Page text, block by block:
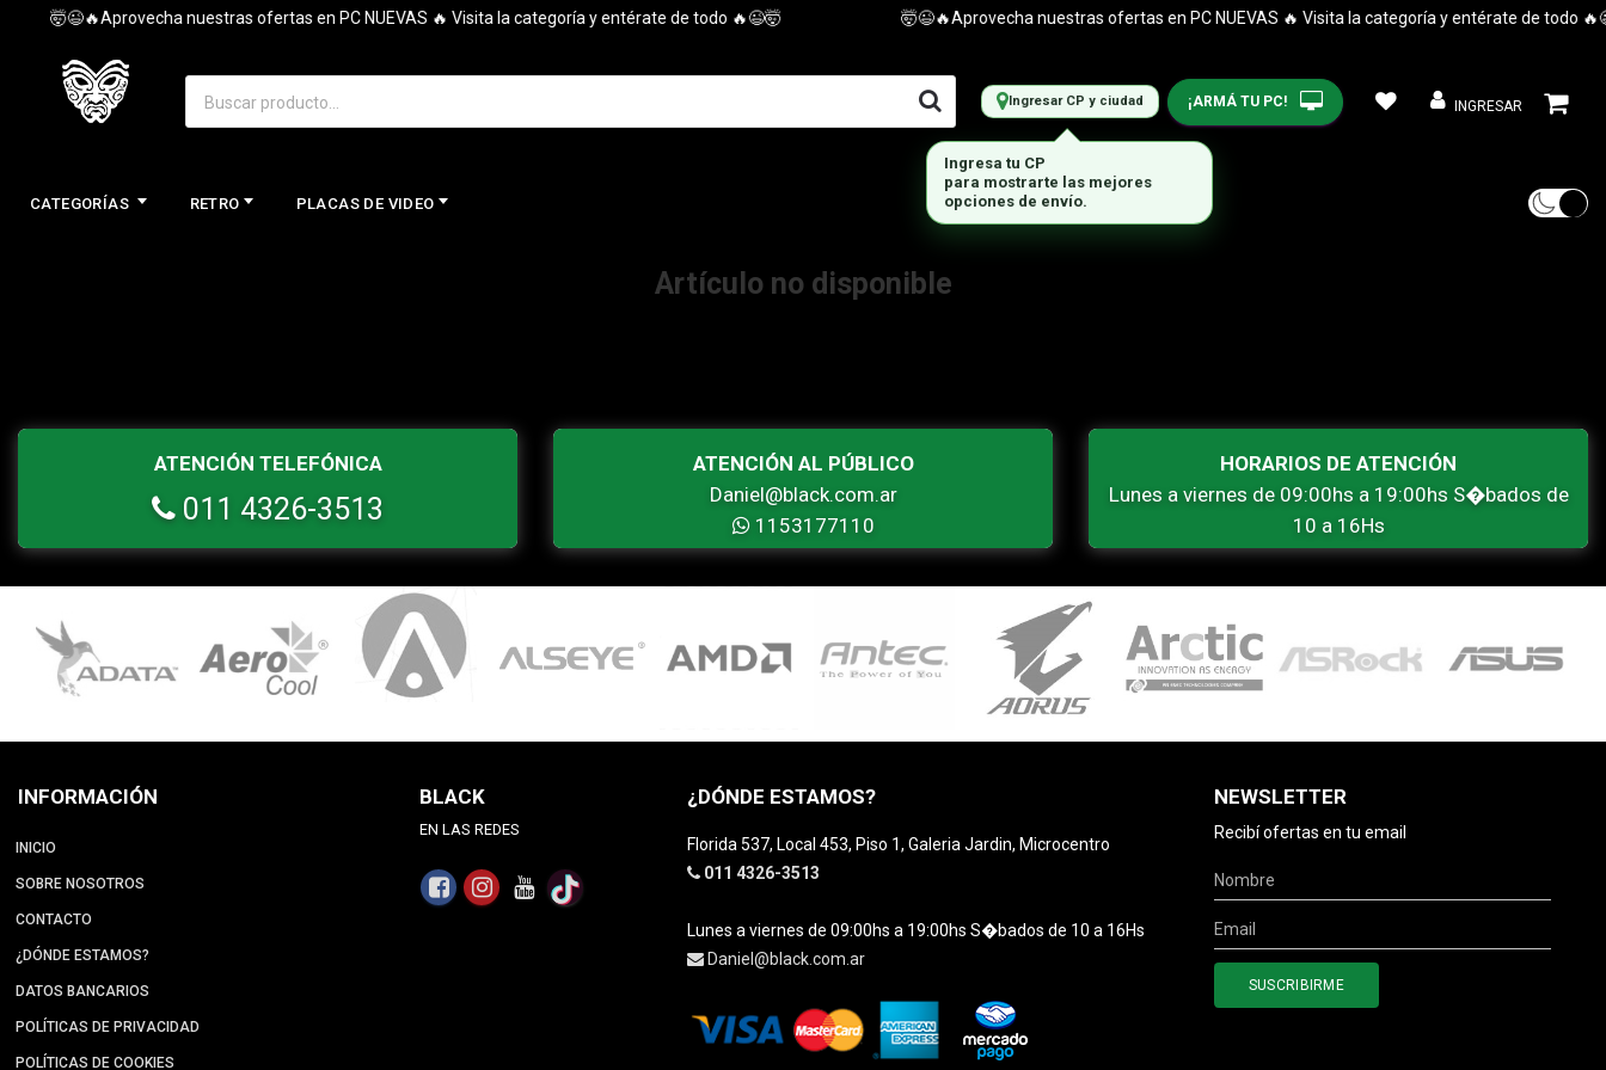
🤯😉🔥Aprovecha nuestras ofertas en PC NUEVAS 🔥 Visita la categoría y entérate de todo 🔥😉🤯 🤯😉🔥Aprovecha nuestras ofertas en PC NUEVAS 🔥 Visita la categoría y entérate de todo
Ingresar CP y ciudad ¡ARMÁ TU PC! INGRESAR
CATEGORÍAS RETRO PLACAS DE VIDEO
Artículo no disponible
ATENCIÓN TELEFÓNICA
011 4326-3513
ATENCIÓN AL PÚBLICO
Daniel@black.com.ar
1153177110
HORARIOS DE ATENCIÓN
Lunes a viernes de 09:00hs a 19:00hs S�bados de
10 a 16Hs
INFORMACIÓN
INICIO
SOBRE NOSOTROS
CONTACTO
¿DÓNDE ESTAMOS?
DATOS BANCARIOS
POLÍTICAS DE PRIVACIDAD
POLÍTICAS DE COOKIES
BLACK
EN LAS REDES
¿DÓNDE ESTAMOS?
Florida 537, Local 453, Piso 1, Galeria Jardin, Microcentro
011 4326-3513
Lunes a viernes de 09:00hs a 19:00hs S�bados de 10 a 16Hs
Daniel@black.com.ar
NEWSLETTER
Recibí ofertas en tu email
Ingresa tu CP
para mostrarte las mejores
opciones de envío.